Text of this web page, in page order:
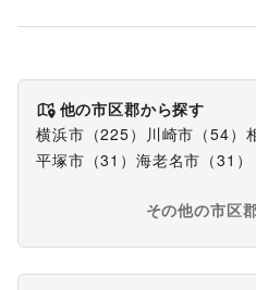
他の市区郡から探す
横浜市 （225） 川崎市 （54）
平塚市 （31 ） 海老名市 （31 ）
その他の市区